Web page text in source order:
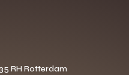
RH Rotterdam